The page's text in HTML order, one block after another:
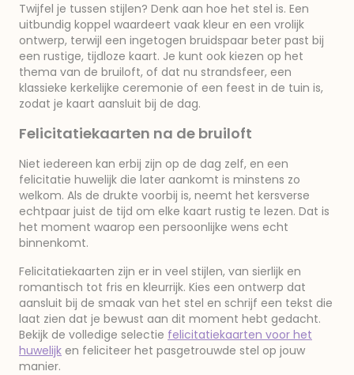
Twijfel je tussen stijlen? Denk aan hoe het stel is. Een
uitbundig koppel waardeert vaak kleur en een vrolijk
ontwerp, terwijl een ingetogen bruidspaar beter past bij
een rustige, tijdloze kaart. Je kunt ook kiezen op het
thema van de bruiloft, of dat nu strandsfeer, een
klassieke kerkelijke ceremonie of een feest in de tuin is,
zodat je kaart aansluit bij de dag.
Felicitatiekaarten na de bruiloft
Niet iedereen kan erbij zijn op de dag zelf, en een
felicitatie huwelijk die later aankomt is minstens zo
welkom. Als de drukte voorbij is, neemt het kersverse
echtpaar juist de tijd om elke kaart rustig te lezen. Dat is
het moment waarop een persoonlijke wens echt
binnenkomt.
Felicitatiekaarten zijn er in veel stijlen, van sierlijk en
romantisch tot fris en kleurrijk. Kies een ontwerp dat
aansluit bij de smaak van het stel en schrijf een tekst die
laat zien dat je bewust aan dit moment hebt gedacht.
Bekijk de volledige selectie felicitatiekaarten voor het
huwelijk en feliciteer het pasgetrouwde stel op jouw
manier.